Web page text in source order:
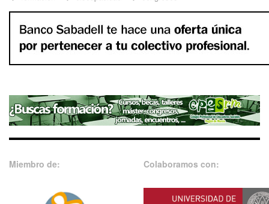
Miembro de: Colaboramos con: